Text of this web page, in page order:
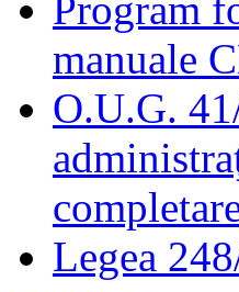
Program
manuale
O.U.G.
Legea